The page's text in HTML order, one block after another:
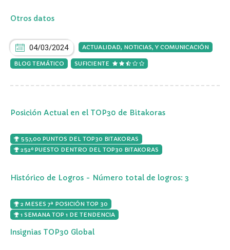
Otros datos
04/03/2024 ACTUALIDAD, NOTICIAS, Y COMUNICACIÓN
BLOG TEMÁTICO SUFICIENTE
Posición Actual en el TOP30 de Bitakoras
557,00 PUNTOS DEL TOP30 BITAKORAS
252º PUESTO DENTRO DEL TOP30 BITAKORAS
Histórico de Logros - Número total de logros: 3
2 MESES 7ª POSICIÓN TOP 30
1 SEMANA TOP 1 DE TENDENCIA
Insignias TOP30 Global